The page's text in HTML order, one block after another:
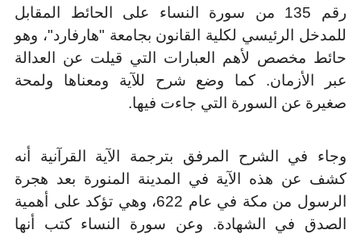
رقم 135 من سورة النساء على الحائط المقابل
للمدخل الرئيسي لكلية القانون بجامعة "هارفارد"، وهو
حائط مخصص لأهم العبارات التي قيلت عن العدالة
عبر الأزمان. كما وضع شرح للآية ومعناها ولمحة
صغيرة عن السورة التي جاءت فيها.
وجاء في الشرح المرفق بترجمة الآية القرآنية أنه
كشف عن هذه الآية في المدينة المنورة بعد هجرة
الرسول من مكة في عام 622، وهي تؤكد على أهمية
الصدق في الشهادة. وعن سورة النساء كتب أنها